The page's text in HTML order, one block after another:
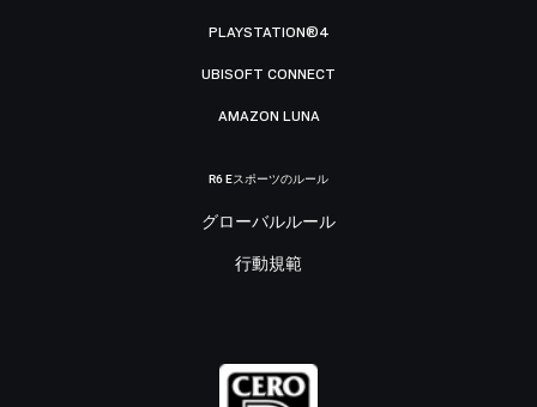
PLAYSTATION®4
UBISOFT CONNECT
AMAZON LUNA
R6 Eスポーツのルール
グローバルルール
行動規範